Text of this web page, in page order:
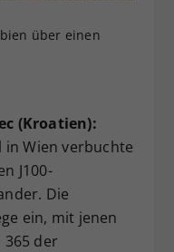
über einen
(Kroatien):
in Wien verbuchte
J100-
Die
ein, mit jenen
der